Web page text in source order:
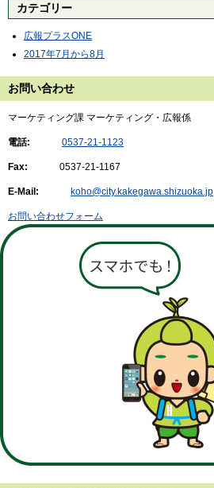
カテゴリー
広報プラスONE
2017年7月から8月
お問い合わせ
マーケティング課 マーケティング・広報係
電話: 0537-21-1123
Fax: 0537-21-1167
E-Mail: koho@city.kakegawa.shizuoka.jp
お問い合わせフォーム